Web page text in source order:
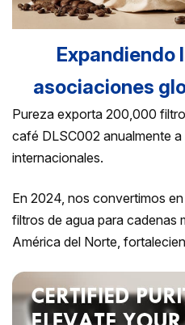
Expandiendo
asociaciones
Pureza exporta 200,000
café DLSC002 anualmente
internacionales.
En 2024, nos convertimos
filtros de agua para cadenas
América del Norte,